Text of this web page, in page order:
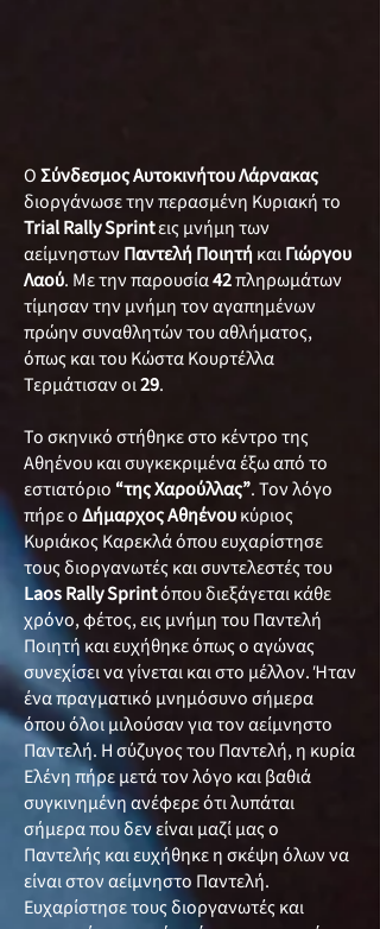
ΟΣύνδεσμος Αυτοκινήτου Λάρνακας
διοργάνωσε την περασμένη Κυριακή το
Trial Rally Sprintεις μνήμη των
αείμνηστωνΠαντελή Ποιητή καιΓιώργου
Λαού. Με την παρουσία42πληρωμάτων
τίμησαν την μνήμη τον αγαπημένων
πρώην συναθλητών του αθλήματος,
όπως και του Κώστα Κουρτέλλα
Τερμάτισαν οι29.
Το σκηνικό στήθηκε στο κέντρο της
Αθηένου και συγκεκριμένα έξω από το
εστιατόριο “της Χαρούλλας”. Τον λόγο
πήρε οΔήμαρχος Αθηένουκύριος
Κυριάκος Καρεκλά όπου ευχαρίστησε
τους διοργανωτές και συντελεστές του
Laos Rally Sprintόπου διεξάγεται κάθε
χρόνο, φέτος, εις μνήμη του Παντελή
Ποιητή και ευχήθηκε όπως ο αγώνας
συνεχίσει να γίνεται και στο μέλλον. Ήταν
ένα πραγματικό μνημόσυνο σήμερα
όπου όλοι μιλούσαν για τον αείμνηστο
Παντελή. Η σύζυγος του Παντελή, η κυρία
Ελένη πήρε μετά τον λόγο και βαθιά
συγκινημένη ανέφερε ότι λυπάται
σήμερα που δεν είναι μαζί μας ο
Παντελής και ευχήθηκε η σκέψη όλων να
είναι στον αείμνηστο Παντελή.
Ευχαρίστησε τους διοργανωτές και